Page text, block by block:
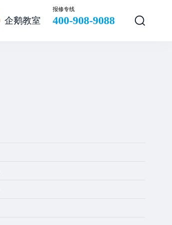
企鹅教室
报修专线
400-908-9088